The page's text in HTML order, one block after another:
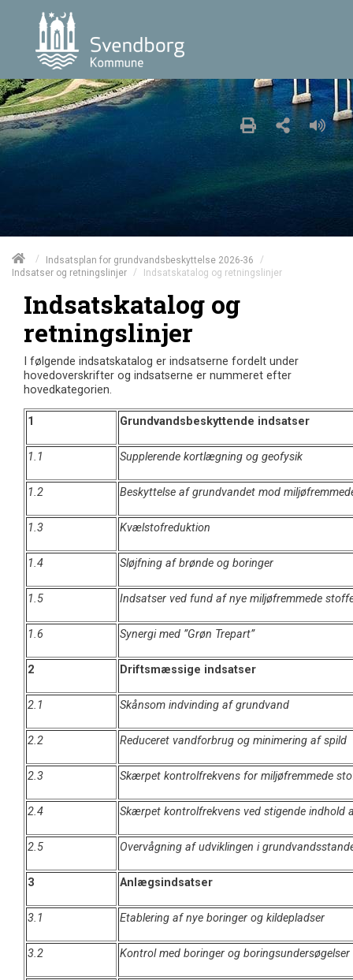
/ Indsatsplan for grundvandsbeskyttelse 2026-36
/
Indsatser og retningslinjer
/ Indsatskatalog og retningslinjer
Indsatskatalog og
retningslinjer
I følgende indsatskatalog er indsatserne fordelt under
hovedoverskrifter og indsatserne er nummeret efter
hovedkategorien.
1 Grundvandsbeskyttende indsatser
1.1 Supplerende kortlægning og geofysik
1.2 Beskyttelse af grundvandet mod
1.3 Kvælstofreduktion
1.4 Sløjfning af brønde og boringer
1.5 Indsatser ved fund af nye miljøfremmede
1.6 Synergi med ”Grøn Trepart”
2 Driftsmæssige indsatser
2.1 Skånsom indvinding af grundvand
2.2 Reduceret vandforbrug og minimering af spild
2.3 Skærpet kontrolfrekvens for miljøfremmede
2.4 Skærpet kontrolfrekvens ved stigende indhold
2.5 Overvågning af udviklingen i
3 Anlægsindsatser
3.1 Etablering af nye boringer og kildepladser
3.2 Kontrol med boringer og boringsundersøgelser